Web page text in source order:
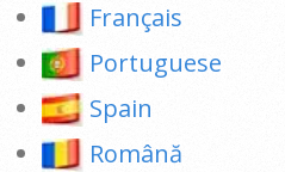
Français
Portuguese
Spain
Română